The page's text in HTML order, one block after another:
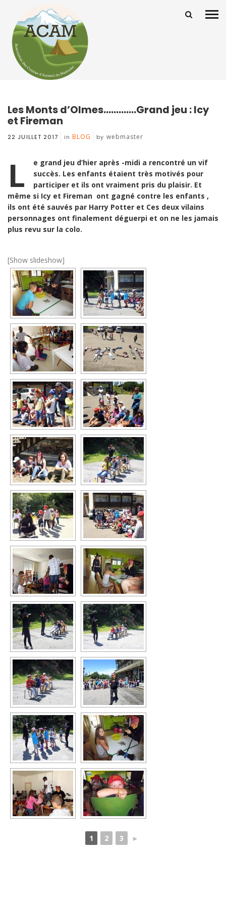
Les Monts d’Olmes………….Grand jeu : Icy
et Fireman
22 JUILLET 2017 in BLOG by webmaster
L
e grand jeu d’hier après -midi a rencontré un vif
succès. Les enfants étaient très motivés pour
participer et ils ont vraiment pris du plaisir. Et
même si Icy et Fireman ont gagné contre les enfants ,
ils ont été sauvés par Harry Potter et Ces deux vilains
personnages ont finalement déguerpi et on ne les jamais
plus revu sur la colo.
[Show slideshow]
1 2 3 ►